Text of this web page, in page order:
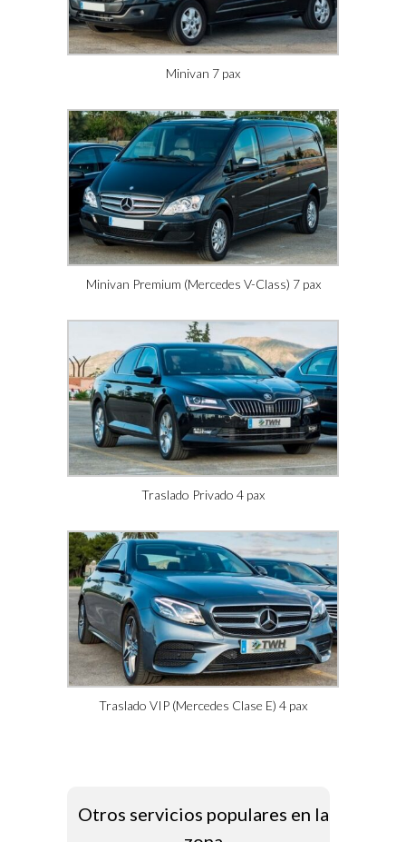
Minivan 7 pax
Minivan Premium (Mercedes V-Class) 7 pax
Traslado Privado 4 pax
Traslado VIP (Mercedes Clase E) 4 pax
Otros servicios populares en la